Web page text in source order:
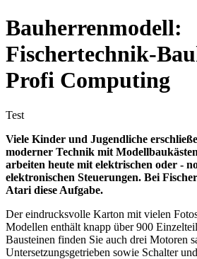
Bauherrenmodell:
Fischertechnik-
Profi Computing
Test
Viele Kinder und Jugendliche
moderner Technik mit
arbeiten heute mit elektrischen oder -
elektronischen Steuerungen. Bei
Atari diese Aufgabe.
Der eindrucksvolle Karton mit vielen
Modellen enthält knapp über 900
Bausteinen finden Sie auch drei Motoren
Untersetzungsgetrieben sowie Schalter